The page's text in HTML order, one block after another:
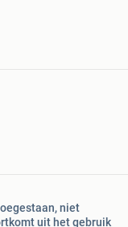
niet
uit het gebruik